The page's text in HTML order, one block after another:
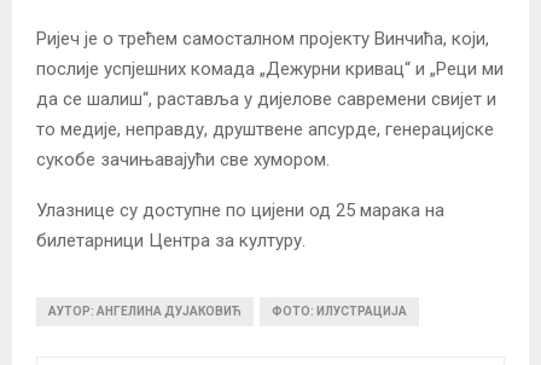
Ријеч је о трећем самосталном пројекту Винчића, који,
послије успјешних комада „Дежурни кривац“ и „Реци ми
да се шалиш“, раставља у дијелове савремени свијет и
то медије, неправду, друштвене апсурде, генерацијске
сукобе зачињавајући све хумором.
Улазнице су доступне по цијени од 25 марака на
билетарници Центра за културу.
АУТОР: АНГЕЛИНА ДУЈАКОВИЋ ФОТО: ИЛУСТРАЦИЈА